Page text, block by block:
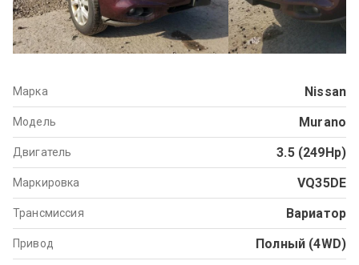
Марка Nissan
Модель Murano
Двигатель 3.5 (249Hp)
Маркировка VQ35DE
Трансмиссия Вариатор
Привод Полный (4WD)